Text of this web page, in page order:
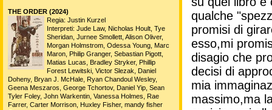
qualche
promisi di
esso,mi
disagio che
decisi di
mia
massimo,ma
THE ORDER (2024)
Regia: Justin Kurzel
Interpreti: Jude Law, Nicholas Hoult, Tye
Sheridan, Jurnee Smollett, Alison Oliver,
Morgan Holmstrom, Odessa Young, Marc
Maron, Philip Granger, Sebastian Pigott,
Matias Lucas, Bradley Stryker, Phillip
Forest Lewitski, Victor Slezak, Daniel
Doheny, Bryan J. McHale, Ryan Chandoul Wesley,
Geena Meszaros, George Tchortov, Daniel Yip, Sean
Tyler Foley, John Warkentin, Vanessa Holmes, Rae
Farrer, Carter Morrison, Huxley Fisher, mandy fisher